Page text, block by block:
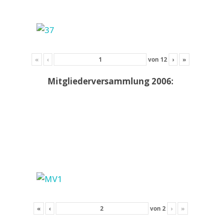
« ‹ von 12 › »
Mitgliederversammlung 2006:
« ‹ von 2 › »